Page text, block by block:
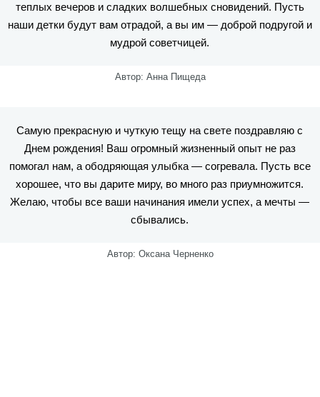
теплых вечеров и сладких волшебных сновидений. Пусть
наши детки будут вам отрадой, а вы им — доброй подругой и
мудрой советчицей.
Автор: Анна Пищеда
Самую прекрасную и чуткую тещу на свете поздравляю с
Днем рождения! Ваш огромный жизненный опыт не раз
помогал нам, а ободряющая улыбка — согревала. Пусть все
хорошее, что вы дарите миру, во много раз приумножится.
Желаю, чтобы все ваши начинания имели успех, а мечты —
сбывались.
Автор: Оксана Черненко